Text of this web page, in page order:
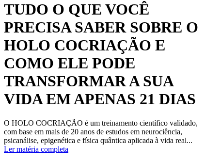
TUDO O QUE VOCÊ
PRECISA SABER SOBRE O
HOLO COCRIAÇÃO E
COMO ELE PODE
TRANSFORMAR A SUA
VIDA EM APENAS 21 DIAS
O HOLO COCRIAÇÃO é um treinamento científico validado,
com base em mais de 20 anos de estudos em neurociência,
psicanálise, epigenética e física quântica aplicada à vida real...
Ler matéria completa